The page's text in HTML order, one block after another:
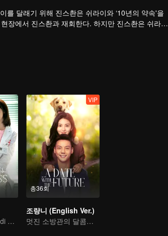
를 달래기 위해 진스촨은 쉬라이와 ‘10년의 약속'을
장에서 진스촨과 재회한다. 하지만 진스촨은 쉬라이
주기 위해 보도를 이어간다.
기술로 모두를 사로잡고, 진스촨에게 자신의 구조
방관인 두 사람은 늘 위험의 최전선에서 마주치고,
Xing Fei and Daddi Tang's sweet love story.
총36회
VIP
조량니 (English Ver.)
멋진 소방관의 달콤한 유혹